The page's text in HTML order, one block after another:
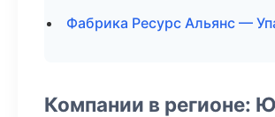
Фабрика Ресурс Альянс —
Компании в регионе: